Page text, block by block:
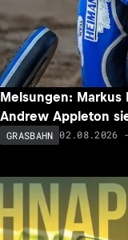
Melsungen:
Andrew Appleton
GRASBAHN 02.08.2026